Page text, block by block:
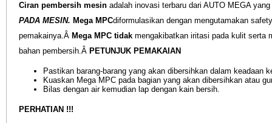
Ciran pembersih mesin adalah inovasi terbaru dari AUTO MEGA
PADA MESIN. Mega MPCdiformulasikan dengan mengutamakan
pemakainya.Â Mega MPC tidak mengakibatkan iritasi pada kulit serta
bahan pembersih.Â PETUNJUK PEMAKAIAN
Pastikan barang-barang yang akan dibersihkan dalam keadaan
Kuaskan Mega MPC pada bagian yang akan dibersihkan atau
Bilas dengan air kemudian lap dengan kain bersih.
PERHATIAN !!!